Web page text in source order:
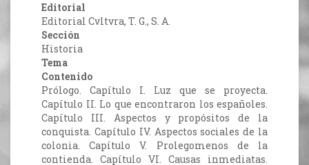
Editorial
Editorial Cvltvra, T. G., S. A.
Sección
Historia
Tema
Contenido
Prólogo. Capítulo I. Luz que se proyecta.
Capítulo II. Lo que encontraron los españoles.
Capítulo III. Aspectos y propósitos de la
conquista. Capítulo IV. Aspectos sociales de la
colonia. Capítulo V. Prolegomenos de la
contienda. Capítulo VI. Causas inmediatas.